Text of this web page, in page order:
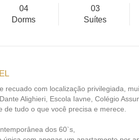
04
Dorms
03
Suítes
recuado com localização privilegiada,
Alighieri, Escola Iavne, Colégio
de tudo o que você precisa e merece.
dos 60`s,